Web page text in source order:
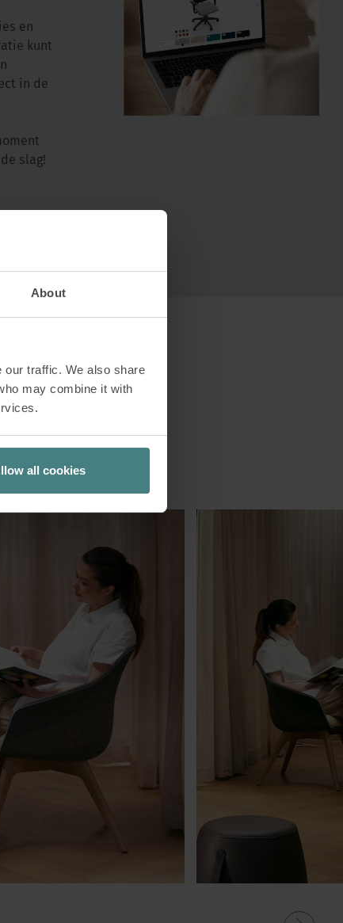
About
our traffic. We also share
may combine it with
all cookies
en
kunt
in de
slag!